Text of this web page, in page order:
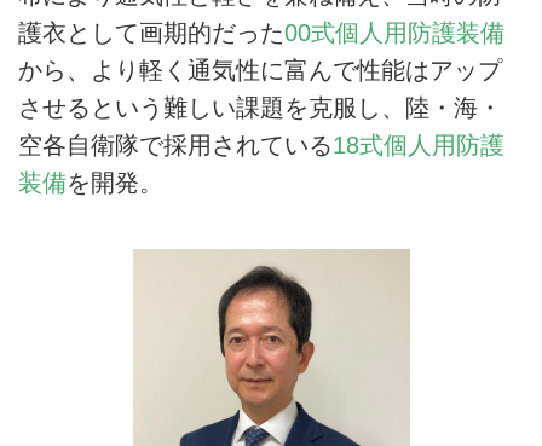
護衣として画期的だった00式個人用防護装備
から、より軽く通気性に富んで性能はアップ
させるという難しい課題を克服し、陸・海・
空各自衛隊で採用されている18式個人用防護
装備を開発。